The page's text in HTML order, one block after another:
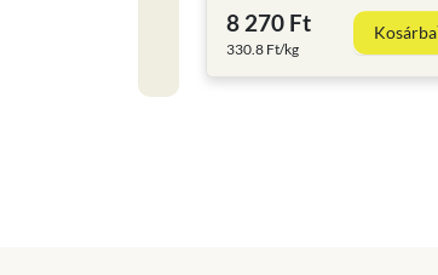
8 270 Ft
330.8 Ft/kg
Kosárba